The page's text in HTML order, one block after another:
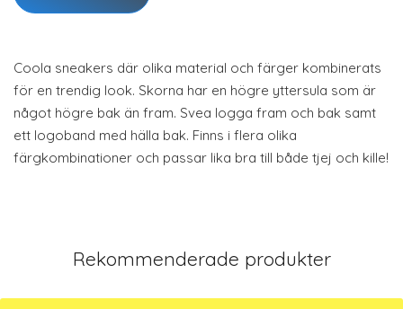
Coola sneakers där olika material och färger kombinerats
för en trendig look. Skorna har en högre yttersula som är
något högre bak än fram. Svea logga fram och bak samt
ett logoband med hälla bak. Finns i flera olika
färgkombinationer och passar lika bra till både tjej och kille!
Rekommenderade produkter